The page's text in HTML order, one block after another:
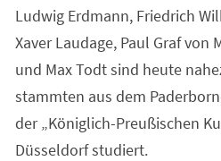
Ludwig Erdmann, Friedrich
Xaver Laudage, Paul Graf von
und Max Todt sind heute
stammten aus dem
der „Königlich-Preußischen
Düsseldorf studiert.